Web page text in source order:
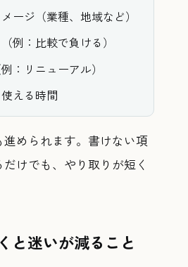
ージ（業種、地域など）
例：比較で負ける）
：リニューアル）
える時間
められます。書けない項
けでも、やり取りが短く
と迷いが減ること